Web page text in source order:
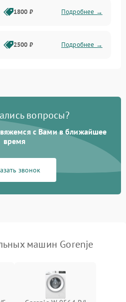
1800 ₽ Подробнее →
2500 ₽ Подробнее →
2200 ₽ Подробнее →
вопросы?
с Вами в ближайшее
время
звонок
машин Gorenje